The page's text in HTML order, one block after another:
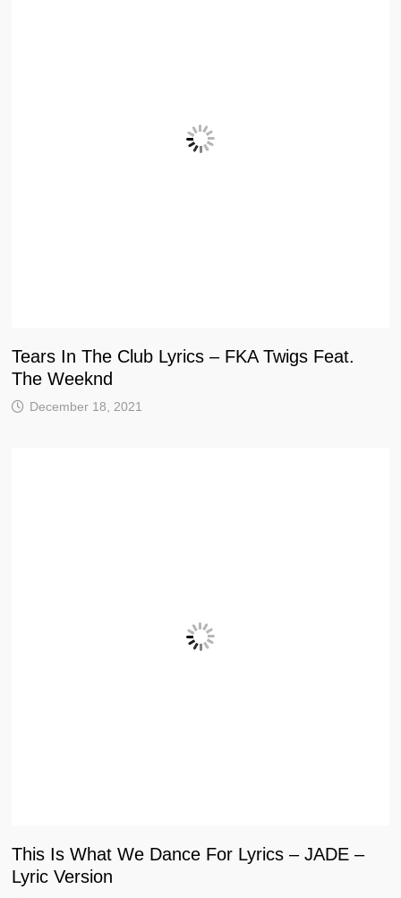
Tears In The Club Lyrics – FKA Twigs Feat.
The Weeknd
December 18, 2021
This Is What We Dance For Lyrics – JADE –
Lyric Version